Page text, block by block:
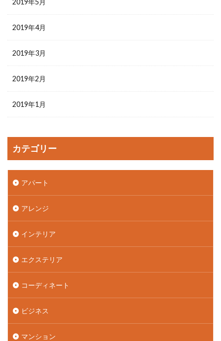
2019年5月
2019年4月
2019年3月
2019年2月
2019年1月
カテゴリー
アパート
アレンジ
インテリア
エクステリア
コーディネート
ビジネス
マンション